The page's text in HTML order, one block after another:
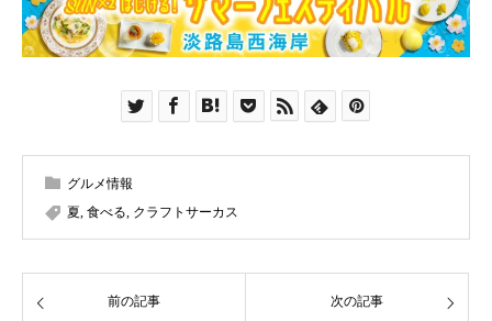
グルメ情報
夏, 食べる, クラフトサーカス
前の記事 次の記事